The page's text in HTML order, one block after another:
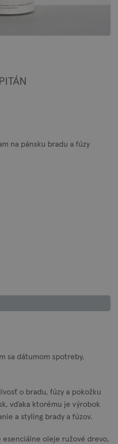
na pánsku bradu a fúzy
sa dátumom spotreby,
o bradu, fúzy a pokožku
vďaka ktorému je výrobok
a styling brady a fúzov.
esenciálne oleje ružové drevo,